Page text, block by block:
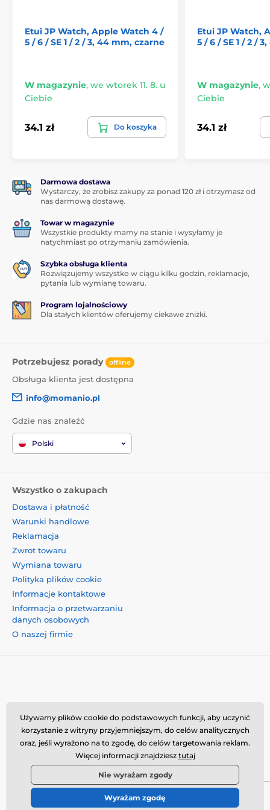
Nie czekaj i zapewnij swojemu zegarowi to, co
i doskonałą ochronę, na którą zasługuje.
Etui JP Watch, Apple Watch 4 /
5 / 6 / SE 1 / 2 / 3, 44 mm, czarne
W magazynie, we wtorek 11. 8. u
Ciebie
34.1 zł Do koszyka
Etui JP Watch,
5 / 6 / SE 1 / 2 /
W magazynie,
Ciebie
34.1 zł
Darmowa dostawa
Wystarczy, że zrobisz zakupy za ponad 120 zł i otrzymasz od
nas darmową dostawę.
Towar w magazynie
Wszystkie produkty mamy na stanie i wysyłamy je
natychmiast po otrzymaniu zamówienia.
Szybka obsługa klienta
Rozwiązujemy wszystko w ciągu kilku godzin, reklamacje,
pytania lub wymianę towaru.
Program lojalnościowy
Dla stałych klientów oferujemy ciekawe zniżki.
Potrzebujesz porady offline
Obsługa klienta jest dostępna
info@momanio.pl
Gdzie nas znaleźć
Polski
Wszystko o zakupach
Dostawa i płatność
Warunki handlowe
Reklamacja
Zwrot towaru
Wymiana towaru
Polityka plików cookie
Informacje kontaktowe
Informacja o przetwarzaniu
danych osobowych
O naszej firmie
Momanio s.r.o., Okružní 361/14, 74718, Píšť, Czechy,
VAT: CZ09604707, info@momanio.pl
© 2026 www.momanio.pl ⦁ Utworzono e-sklep
Używamy plików cookie do podstawowych funkcji, aby uczynić
korzystanie z witryny przyjemniejszym, do celów analitycznych
oraz, jeśli wyrażono na to zgodę, do celów targetowania reklam.
Więcej informacji znajdziesz tutaj
Nie wyrażam zgody
Wyrażam zgodę